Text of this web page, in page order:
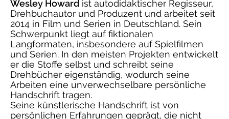
Wesley Howard ist autodidaktischer Regisseur,
Drehbuchautor und Produzent und arbeitet seit
2014 in Film und Serien in Deutschland. Sein
Schwerpunkt liegt auf fiktionalen
Langformaten, insbesondere auf Spielfilmen
und Serien. In den meisten Projekten entwickelt
er die Stoffe selbst und schreibt seine
Drehbücher eigenständig, wodurch seine
Arbeiten eine unverwechselbare persönliche
Handschrift tragen.
Seine künstlerische Handschrift ist von
persönlichen Erfahrungen geprägt, die nicht